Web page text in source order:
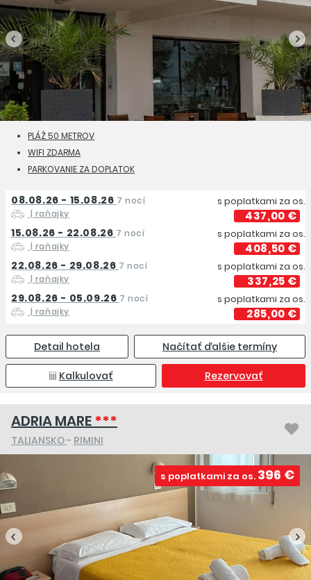
PLÁŽ 50 METROV
WIFI ZDARMA
PARKOVANIE ZA DOPLATOK
08.08.26 - 15.08.26 7 nocí
| raňajky
s poplatkami za os.
437,00 €
15.08.26 - 22.08.26 7 nocí
| raňajky
s poplatkami za os.
408,50 €
22.08.26 - 29.08.26 7 nocí
| raňajky
s poplatkami za os.
337,25 €
29.08.26 - 05.09.26 7 nocí
| raňajky
s poplatkami za os.
285,00 €
Detail hotela Načítať ďalšie termíny
Kalkulovať Rezervovať
ADRIA MARE***
TALIANSKO- RIMINI
s poplatkami za os. 396 €